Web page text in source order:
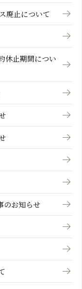
廃止について
休止期間につい
のお知らせ